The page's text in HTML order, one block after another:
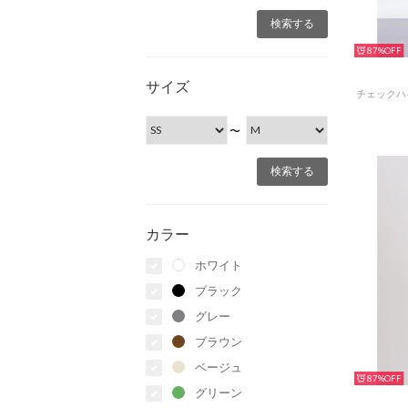
サイズ
〜
カラー
ホワイト
ブラック
グレー
ブラウン
ベージュ
グリーン
87%
87%